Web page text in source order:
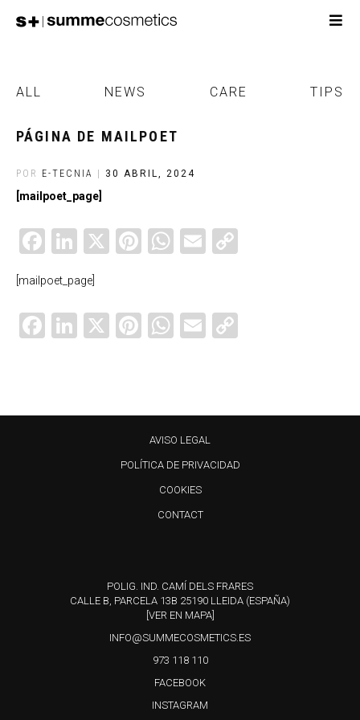
ALL NEWS CARE TIPS
PÁGINA DE MAILPOET
POR E-TECNIA 30 ABRIL, 2024
[mailpoet_page]
Facebook
LinkedIn
X Pinterest
WhatsApp
Email
[mailpoet_page]
Facebook
LinkedIn
X Pinterest
WhatsApp
Email
AVISO LEGAL
POLÍTICA DE PRIVACIDAD
COOKIES
CONTACT
POLIG. IND. CAMÍ DELS FRARES
CALLE B, PARCELA 13B 25190 LLEIDA (ESPAÑA)
[VER EN MAPA]
INFO@SUMMECOSMETICS.ES
973 118 110
FACEBOOK
INSTAGRAM